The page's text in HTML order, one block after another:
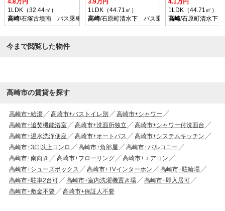
4.8万円
1LDK（32.44㎡）
高崎/石塚古墳南 バス乗車時間22分 停歩12分
3.9万円
1LDK（44.71㎡）
高崎/石原町清水下 バス乗車時間26分 停歩3分
4.1万円
1LDK（44.71㎡）
高崎/石原町清水下
今まで閲覧した物件
高崎市の賃貸を探す
高崎市+給湯 高崎市+バストイレ別
高崎市+シャワー
高崎市+追焚機能浴室
高崎市+洗面所独立
高崎市+シャワー付洗面台
高崎市+温水洗浄便座
高崎市+オートバス
高崎市+システムキッチン
高崎市+3口以上コンロ
高崎市+角部屋
高崎市+バルコニー
高崎市+南向き
高崎市+フローリング
高崎市+エアコン
高崎市+シューズボックス
高崎市+TVインターホン
高崎市+駐輪場
高崎市+駐車2台可
高崎市+室内洗濯機置き場
高崎市+即入居可
高崎市+敷金不要
高崎市+保証人不要